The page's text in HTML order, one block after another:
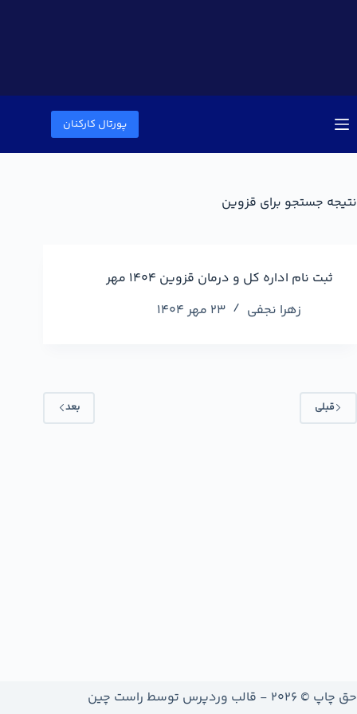
پورتال کارکنان
نتیجه جستجو برای قزوین
ثبت نام اداره کل و درمان قزوین 1404 مهر
زهرا نجفی
23 مهر 1404
قبلی بعد
حق چاپ © 2026 - قالب وردپرس توسط راست چین